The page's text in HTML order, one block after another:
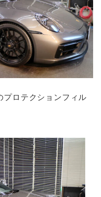
プロテクションフィル